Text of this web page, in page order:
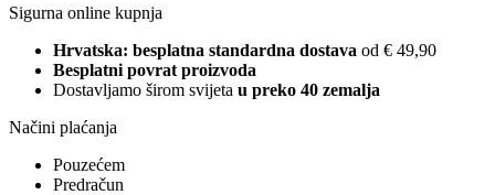
Sigurna online kupnja
Hrvatska: besplatna standardna dostava od € 49,90
Besplatni povrat proizvoda
Dostavljamo širom svijeta u preko 40 zemalja
Načini plaćanja
Pouzećem
Predračun